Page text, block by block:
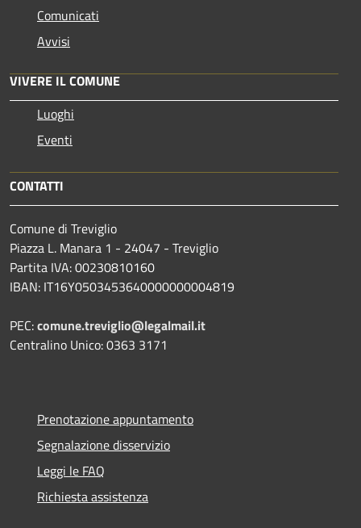
Comunicati
Avvisi
VIVERE IL COMUNE
Luoghi
Eventi
CONTATTI
Comune di Treviglio
Piazza L. Manara 1 - 24047 - Treviglio
Partita IVA: 00230810160
IBAN: IT16Y0503453640000000004819
PEC:comune.treviglio@legalmail.it
Centralino Unico: 0363 3171
Prenotazione appuntamento
Segnalazione disservizio
Leggi le FAQ
Richiesta assistenza